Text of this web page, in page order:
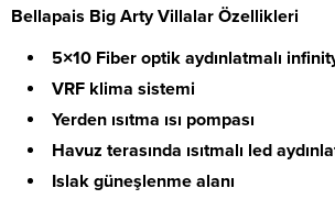
Bellapais Big Arty Villalar Özellikleri
5×10 Fiber optik aydınlatmalı
VRF klima sistemi
Yerden ısıtma ısı pompası
Havuz terasında ısıtmalı led
Islak güneşlenme alanı